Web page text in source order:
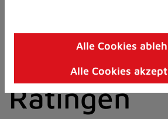
8)
I)
der Stadt
Ratingen
Alle Cookies
Alle Cookies